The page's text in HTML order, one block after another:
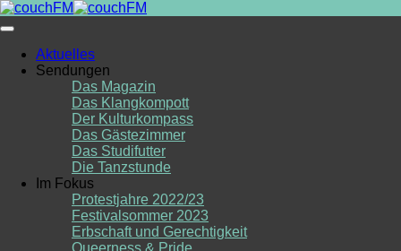
Skip
to
Aktuelles
Sendungen
Das Magazin
Das Klangkompott
Der Kulturkompass
Das Gästezimmer
Das Studifutter
Die Tanzstunde
Im Fokus
Protestjahre 2022/23
Festivalsommer 2023
Erbschaft und Gerechtigkeit
Queerness & Pride